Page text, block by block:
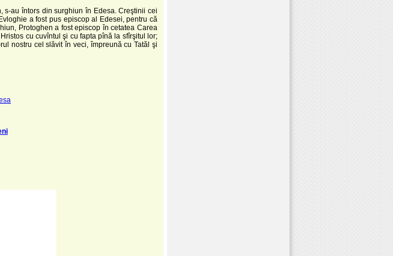
au întors din surghiun în Edesa. Creştinii cei
a fost pus episcop al Edesei, pentru că
Protoghen a fost episcop în cetatea Carea
cu cuvîntul şi cu fapta pînă la sfîrşitul lor;
nostru cel slăvit în veci, împreună cu Tatăl şi